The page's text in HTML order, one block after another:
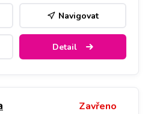
Navigovat
Detail
Zavřeno